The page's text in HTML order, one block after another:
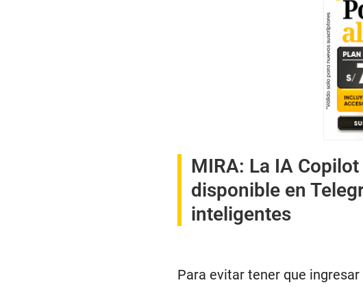
MIRA: La IA
disponible en
inteligentes
Para evitar tener que